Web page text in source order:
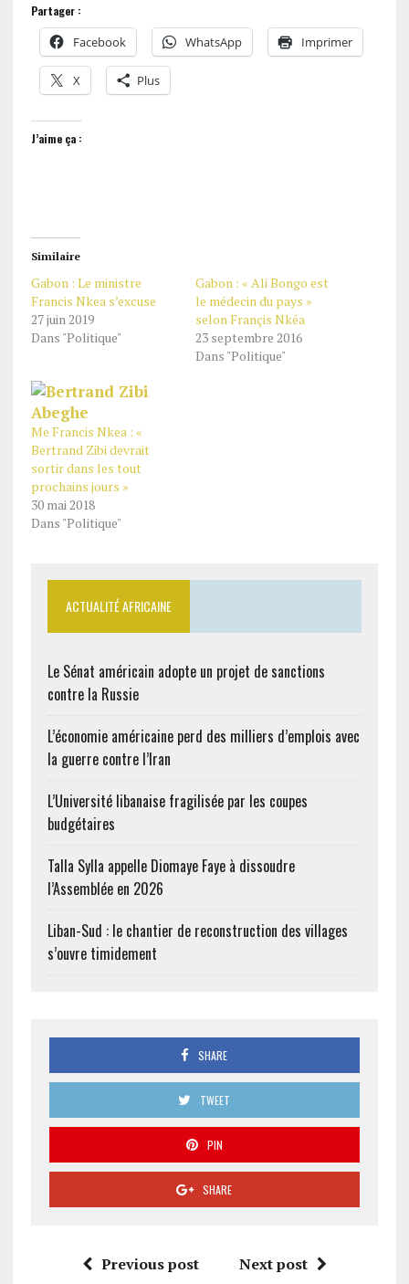
Partager :
Facebook WhatsApp Imprimer
X Plus
J’aime ça :
Similaire
Gabon : Le ministre
Francis Nkea s’excuse
27 juin 2019
Dans "Politique"
Gabon : « Ali Bongo est
le médecin du pays »
selon Françis Nkéa
23 septembre 2016
Dans "Politique"
Me Francis Nkea : «
Bertrand Zibi devrait
sortir dans les tout
prochains jours »
30 mai 2018
Dans "Politique"
ACTUALITÉ AFRICAINE
Le Sénat américain adopte un projet de sanctions
contre la Russie
L’économie américaine perd des milliers d’emplois avec
la guerre contre l’Iran
L’Université libanaise fragilisée par les coupes
budgétaires
Talla Sylla appelle Diomaye Faye à dissoudre
l’Assemblée en 2026
Liban-Sud : le chantier de reconstruction des villages
s’ouvre timidement
SHARE
TWEET
PIN
SHARE
Previous post Next post